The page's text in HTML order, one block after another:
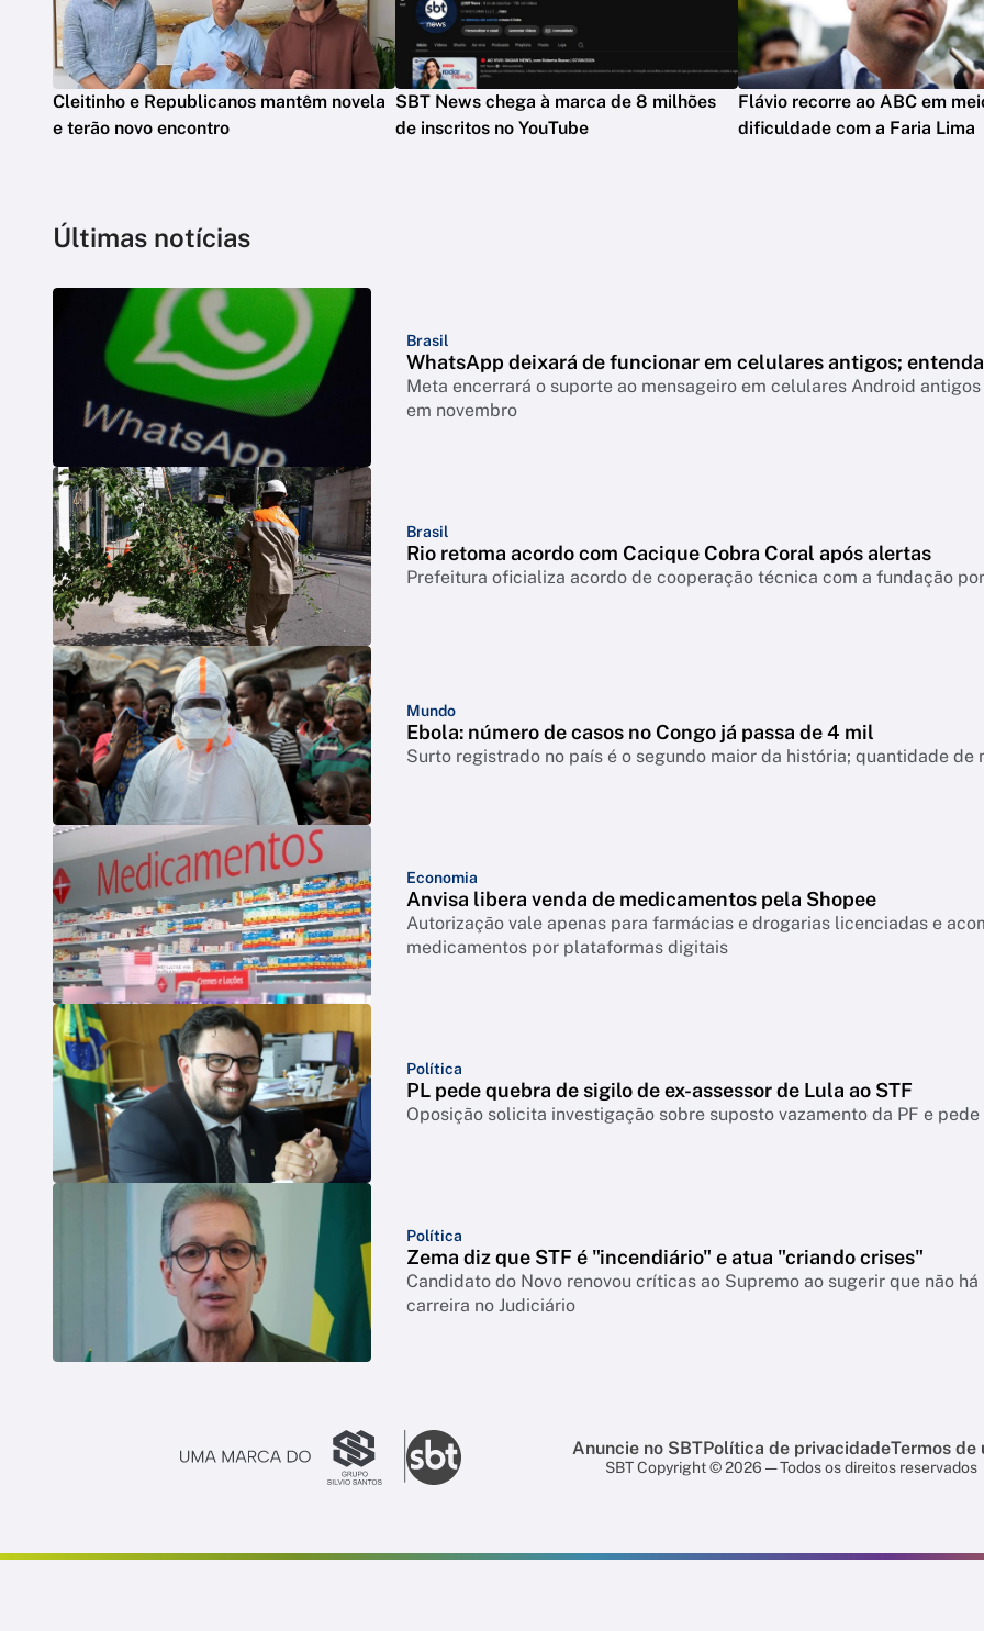
Cleitinho e Republicanos mantêm novela
e terão novo encontro
SBT News chega à marca de 8 milhões
de inscritos no YouTube
Flávio recorre ao ABC em
dificuldade com a Faria Lima
Últimas notícias
Brasil
WhatsApp deixará de funcionar em celulares antigos; entenda
Meta encerrará o suporte ao mensageiro em celulares Android
em novembro
Brasil
Rio retoma acordo com Cacique Cobra Coral após alertas
Prefeitura oficializa acordo de cooperação técnica com a fundação
Mundo
Ebola: número de casos no Congo já passa de 4 mil
Surto registrado no país é o segundo maior da história; quantidade de
Economia
Anvisa libera venda de medicamentos pela Shopee
Autorização vale apenas para farmácias e drogarias licenciadas e
medicamentos por plataformas digitais
Política
PL pede quebra de sigilo de ex-assessor de Lula ao STF
Oposição solicita investigação sobre suposto vazamento da PF e
Política
Zema diz que STF é "incendiário" e atua "criando crises"
Candidato do Novo renovou críticas ao Supremo ao sugerir que não
carreira no Judiciário
Anuncie no SBTPolítica de privacidadeTermos de
SBT Copyright © 2026 — Todos os direitos reservados